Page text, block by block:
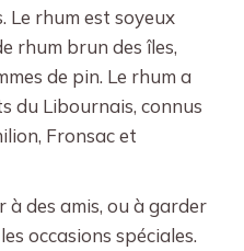
Le rhum est soyeux
rhum brun des îles,
de pin. Le rhum a
du Libournais, connus
Fronsac et
des amis, ou à garder
occasions spéciales.